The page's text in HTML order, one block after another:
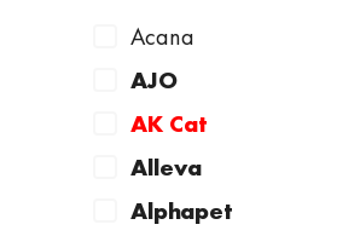
Acana
AJO
AK Cat
Alleva
Alphapet